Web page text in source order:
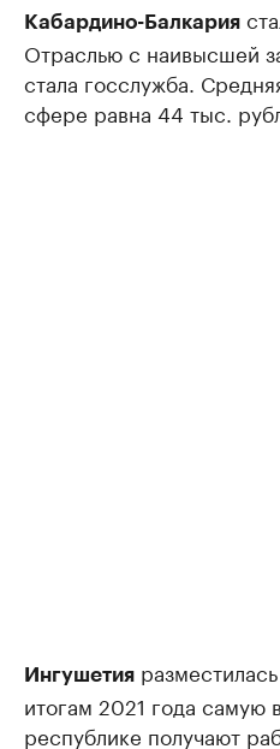
Кабардино-Балкария
Отраслью с наивысшей
стала госслужба.
сфере равна 44 тыс.
Ингушетия
итогам 2021 года самую
республике получают